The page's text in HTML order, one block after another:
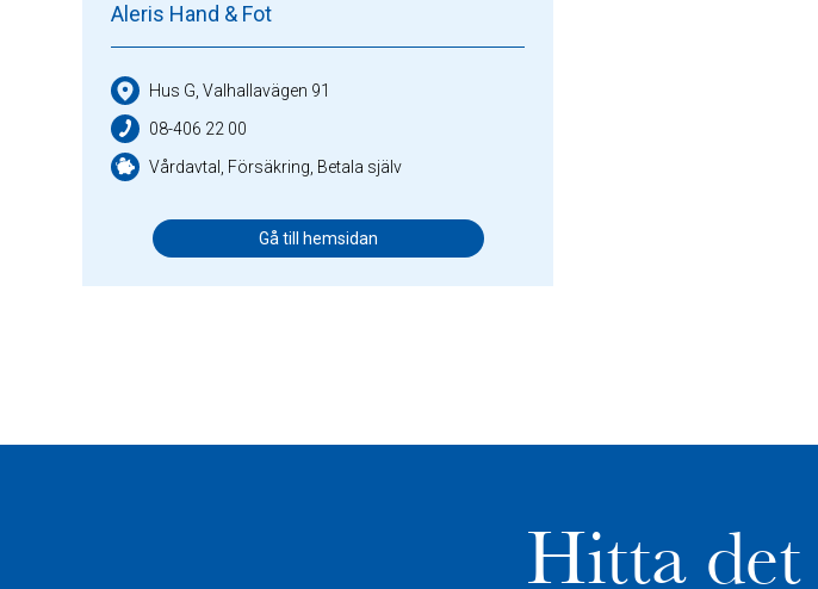
Aleris Hand & Fot
Hus G, Valhallavägen 91
08-406 22 00
Vårdavtal, Försäkring, Betala själv
Gå till hemsidan
Hitta det